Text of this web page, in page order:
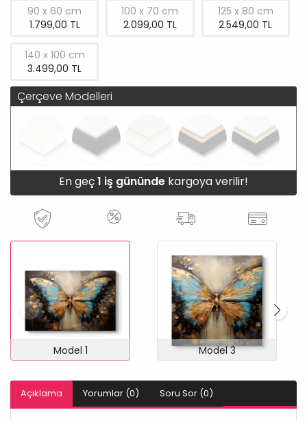
90 x 60 cm
1.799,00 TL
100 x 70 cm
2.099,00 TL
125 x 80 cm
2.549,00 TL
140 x 100 cm
3.499,00 TL
Çerçeve Modelleri
En geç1 iş gününde kargoya verilir!
Model 1 Model 3
Açıklama Yorumlar (0) Soru Sor (0)